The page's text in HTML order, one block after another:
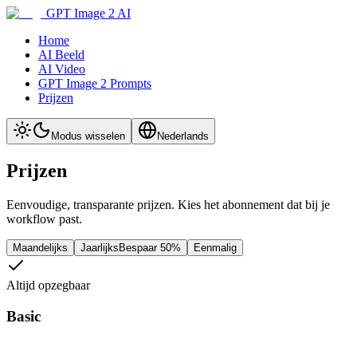
GPT Image 2 AI
Home
AI Beeld
AI Video
GPT Image 2 Prompts
Prijzen
Modus wisselen Nederlands
Prijzen
Eenvoudige, transparante prijzen. Kies het abonnement dat bij je
workflow past.
Maandelijks Jaarlijks Bespaar 50% Eenmalig
Altijd opzegbaar
Basic